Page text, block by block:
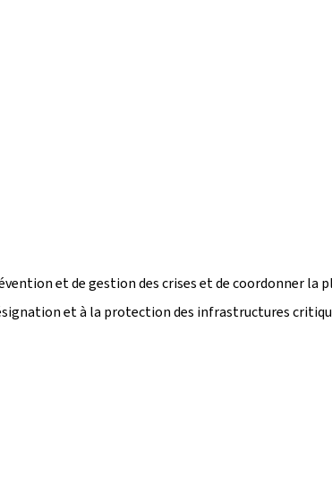
et de gestion des crises et de coordonner la
et à la protection des infrastructures